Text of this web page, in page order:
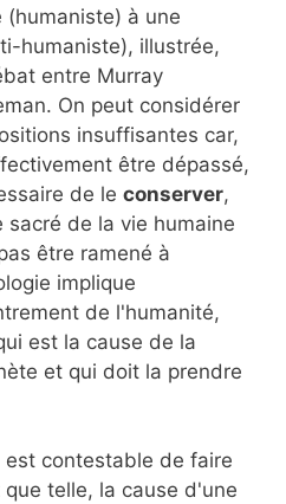
(humaniste) à une
humaniste), illustrée,
entre Murray
On peut considérer
insuffisantes car,
être dépassé,
de le conserver,
de la vie humaine
être ramené à
implique
de l'humanité,
est la cause de la
et qui doit la prendre
est contestable de faire
telle, la cause d'une